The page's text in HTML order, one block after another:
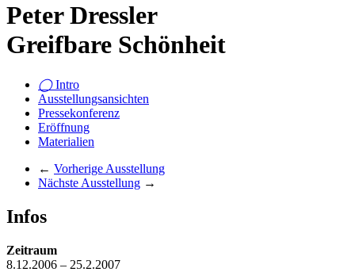
Peter Dressler
Greifbare Schönheit
◯Intro
Ausstellungsansichten
Pressekonferenz
Eröffnung
Materialien
← Vorherige Ausstellung
Nächste Ausstellung →
Infos
Zeitraum
8.12.2006 – 25.2.2007